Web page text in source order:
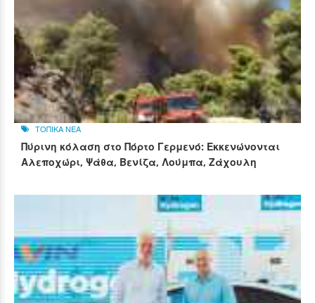
ΤΟΠΙΚΑ ΝΕΑ
Πύρινη κόλαση στο Πόρτο Γερμενό: Εκκενώνονται
Αλεποχώρι, Ψάθα, Βενίζα, Λούμπα, Ζάχουλη